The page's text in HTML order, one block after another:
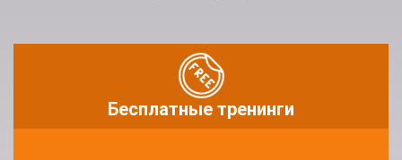
Бесплатные тренинги